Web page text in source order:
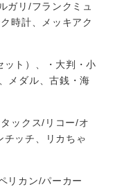
ガリ/フランクミュ
時計、メッキアク
ット）、・大判・小
メダル、古銭・海
ックス/リコー/オ
チッチ、リカちゃ
リカン/パーカー